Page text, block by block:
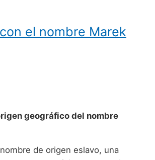
el nombre Marek
geográfico del nombre
de origen eslavo, una